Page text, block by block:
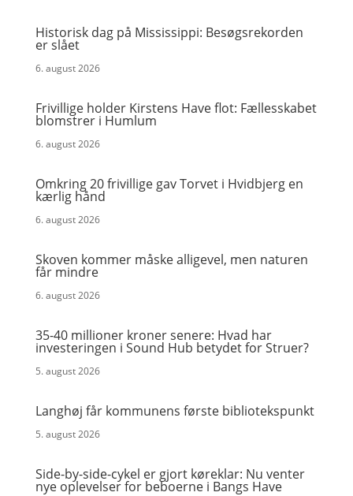
Historisk dag på Mississippi: Besøgsrekorden
er slået
6. august 2026
Frivillige holder Kirstens Have flot: Fællesskabet
blomstrer i Humlum
6. august 2026
Omkring 20 frivillige gav Torvet i Hvidbjerg en
kærlig hånd
6. august 2026
Skoven kommer måske alligevel, men naturen
får mindre
6. august 2026
35-40 millioner kroner senere: Hvad har
investeringen i Sound Hub betydet for Struer?
5. august 2026
Langhøj får kommunens første bibliotekspunkt
5. august 2026
Side-by-side-cykel er gjort køreklar: Nu venter
nye oplevelser for beboerne i Bangs Have